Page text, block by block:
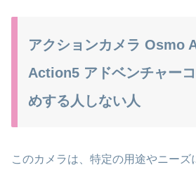
アクションカメラ Osmo
Action5 アドベンチャー
めする人しない人
このカメラは、特定の用途やニー